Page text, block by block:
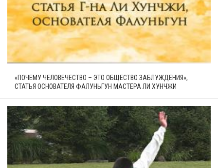
«ПОЧЕМУ ЧЕЛОВЕЧЕСТВО – ЭТО ОБЩЕСТВО ЗАБЛУЖДЕНИЯ»,
СТАТЬЯ ОСНОВАТЕЛЯ ФАЛУНЬГУН МАСТЕРА ЛИ ХУНЧЖИ